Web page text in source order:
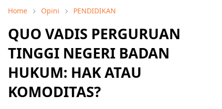
Home Opini PENDIDIKAN
QUO VADIS PERGURUAN
TINGGI NEGERI BADAN
HUKUM: HAK ATAU
KOMODITAS?